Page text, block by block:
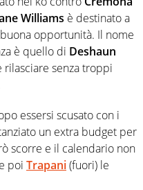
Williams è destinato a
opportunità. Il nome
è quello di Deshaun
senza troppi
essersi scusato con i
un extra budget per
scorre e il calendario non
e poi Trapani(fuori) le